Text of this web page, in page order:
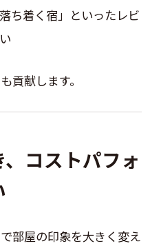
ち着く宿」といったレビ
貢献します。
コストパフォ
部屋の印象を大きく変え